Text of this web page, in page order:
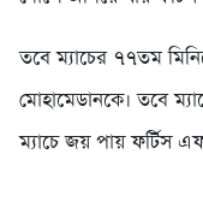
তবে ম্যাচের ৭৭তম
মোহামেডানকে। তবে
ম্যাচে জয় পায় ফর্টিস